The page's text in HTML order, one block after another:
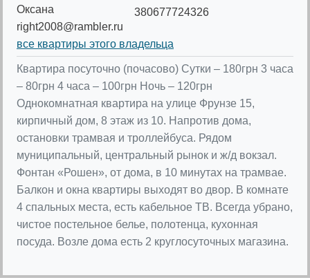
Оксана
right2008@rambler.ru
380677724326
все квартиры этого владельца
Квартира посуточно (почасово) Сутки – 180грн 3 часа
– 80грн 4 часа – 100грн Ночь – 120грн
Однокомнатная квартира на улице Фрунзе 15,
кирпичный дом, 8 этаж из 10. Напротив дома,
остановки трамвая и троллейбуса. Рядом
муниципальный, центральный рынок и ж/д вокзал.
Фонтан «Рошен», от дома, в 10 минутах на трамвае.
Балкон и окна квартиры выходят во двор. В комнате
4 спальных места, есть кабельное ТВ. Всегда убрано,
чистое постельное белье, полотенца, кухонная
посуда. Возле дома есть 2 круглосуточных магазина.